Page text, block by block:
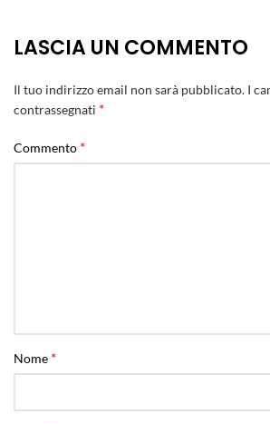
LASCIA UN COMMENTO
Il tuo indirizzo email non sarà pubblicato. I
contrassegnati *
Commento *
Nome *